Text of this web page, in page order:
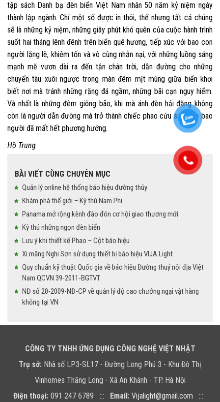
tập sách Danh bạ đèn biển Việt Nam nhân 50 năm kỷ niệm ngày
thành lập ngành. Chỉ một số được in thôi, thế nhưng tất cả chúng
sẽ là những kỷ niệm, những giây phút khó quên của cuộc hành trình
suốt hai tháng lênh đênh trên biển quê hương, tiếp xúc với bao con
người lặng lẽ, khiêm tốn và vô cùng nhẫn nại, với những luồng sáng
mạnh mẽ vươn dài ra đến tận chân trời, dẫn đường cho những
chuyến tàu xuôi ngược trong màn đêm mịt mùng giữa biển khơi
biết nơi mà tránh những rặng đá ngầm, những bãi cạn nguy hiểm.
Và nhất là những đêm giông bão, khi mà ánh đèn hải đăng không
còn là người dẫn đường mà trở thành chiếc phao cứu sinh cho bao
người đã mất hết phương hướng.
Hồ Trung
BÀI VIẾT CÙNG CHUYÊN MỤC
Quản lý online hệ thống báo hiệu đường thủy
Khám phá thế giới – Kỳ thú Nam Phi
Panama mở rộng kênh đào đón cơ hội giao thương mới
Kỳ thú những ngọn đèn biển
Lưu ý khi thiết kế Phao – Cột báo hiệu
Xi măng Nghi Sơn sử dụng thiết bị báo hiệu VIJA Light
Quy chuẩn kỹ thuật Quốc gia về báo hiệu Đường thuỷ nội địa Việt
Nam QCVN 39-2011-BGTVT
NĐ số 20-2009-NĐ-CP về quản lý độ cao chướng ngại vật hàng
không tại VN
CÔNG TY TNHH ỨNG DỤNG CÔNG NGHỆ VIỆT NHẬT
Trụ sở: Nhà số LP3-SL17 - Đường Long Phú 3 - Khu Đô Thị
Vinhomes Thăng Long - Xã An Khánh - TP. Hà Nội
Điện thoại: 091 247 6789 ::: Email: Vijalight@gmail.com :::